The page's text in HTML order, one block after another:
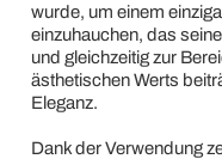
wurde, um einem
einzuhauchen, das
und gleichzeitig zur
ästhetischen Werts
Eleganz.
Dank der Verwendung